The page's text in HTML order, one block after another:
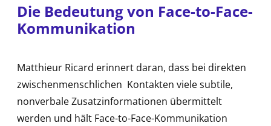
Die Bedeutung von Face-to-Face-
Kommunikation
Matthieur Ricard erinnert daran, dass bei direkten
zwischenmenschlichen Kontakten viele subtile,
nonverbale Zusatzinformationen übermittelt
werden und hält Face-to-Face-Kommunikation